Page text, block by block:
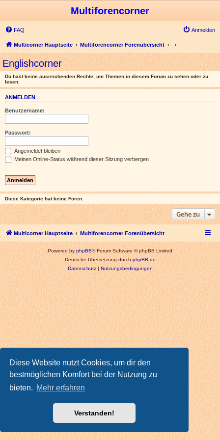
Diese Website nutzt Cookies, um dir den
bestmöglichen Komfort bei der Nutzung zu
bieten. Mehr erfahren
Verstanden!
Multiforencorner
FAQ Anmelden
Multicorner Hauptseite Multiforencorner Forenübersicht
Englishcorner
Du hast keine ausreichenden Rechte, um Themen in diesem Forum zu sehen oder zu
lesen.
ANMELDEN
Benutzername:
Passwort:
Angemeldet bleiben
Meinen Online-Status während dieser Sitzung verbergen
Diese Kategorie hat keine Foren.
Gehe zu
Multicorner Hauptseite Multiforencorner Forenübersicht
Powered byphpBB® Forum Software © phpBB Limited
Deutsche Übersetzung durchphpBB.de
Datenschutz|Nutzungsbedingungen